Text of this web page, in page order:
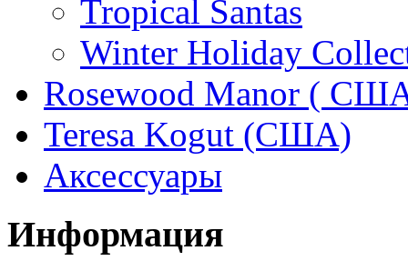
Tropical Santas
Winter Holiday
Rosewood Manor (
Teresa Kogut (США)
Аксессуары
Информация